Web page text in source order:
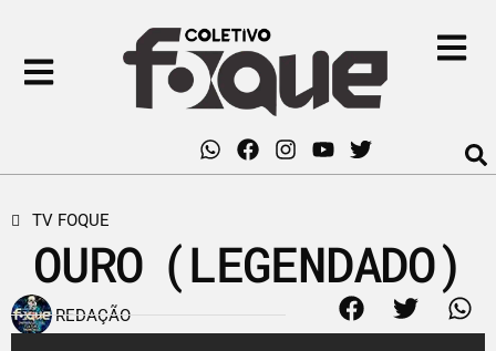
TV FOQUE
OURO (LEGENDADO)
REDAÇÃO